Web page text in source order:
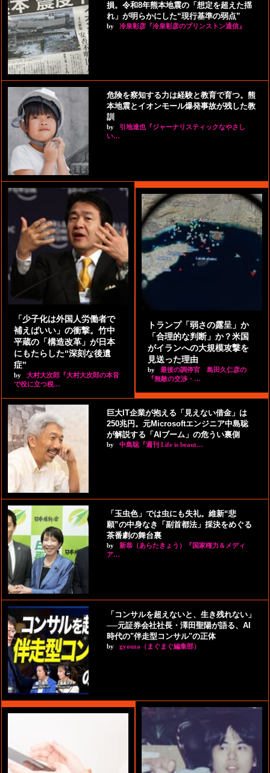
損。令和8年熊本地震の「想定を超えた揺
れ」が明らかにした“現行基準の弱点”
by 冷泉彰彦『冷泉彰彦のプリンストン通信』
危険を察知する力は経験と教育で育つ。熊
本地震とイオンモール爆発事故が残した教
訓
by
引地達也『ジャーナリスティックなやさし
い…
「少子化は外国人労働者で
補えばいい」の衝撃。竹中
平蔵の「構造改革」が日本
にもたらした“深刻な後遺
症”
by
大村大次郎『大村大次郎の本音
で役に立つ税…
トランプ「弱さの露呈」か
「合理的な判断」か？米国
がイランへの大規模攻撃を
見送った理由
by
最後の調停官 島田久仁彦の
『無敵の交渉・…
巨大IT企業が抱える「見えない借金」は
250兆円。元Microsoftエンジニア中島聡
が解説する「AIブーム」の危うい裏側
by 中島聡『週刊 Life is beaut…
「玉虫色」では虫にも失礼。維新“悲
願”の中身なき「副首都法」採決をめぐる
茶番劇の舞台裏
by
新恭（あらたきょう）『国家権力＆メディ
ア…
「コンサルを超えないと、生き残れない」
──元証券会社社長・澤田聖陽が語る、AI
時代の"伴走型コンサル"の正体
by gyouza（まぐまぐ編集部）